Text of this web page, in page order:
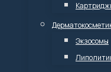
Экзосомы